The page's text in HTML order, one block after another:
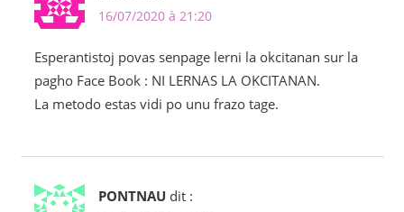
16/07/2020 à 21:20
Esperantistoj povas senpage lerni la okcitanan sur la
pagho Face Book : NI LERNAS LA OKCITANAN.
La metodo estas vidi po unu frazo tage.
PONTNAU dit :